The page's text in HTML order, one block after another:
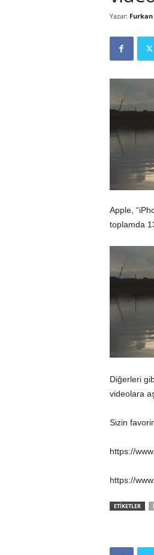
Yazar: Furkan
Apple,
toplamda
Diğerleri
videolara
Sizin
https://
https://
ETİKETLER